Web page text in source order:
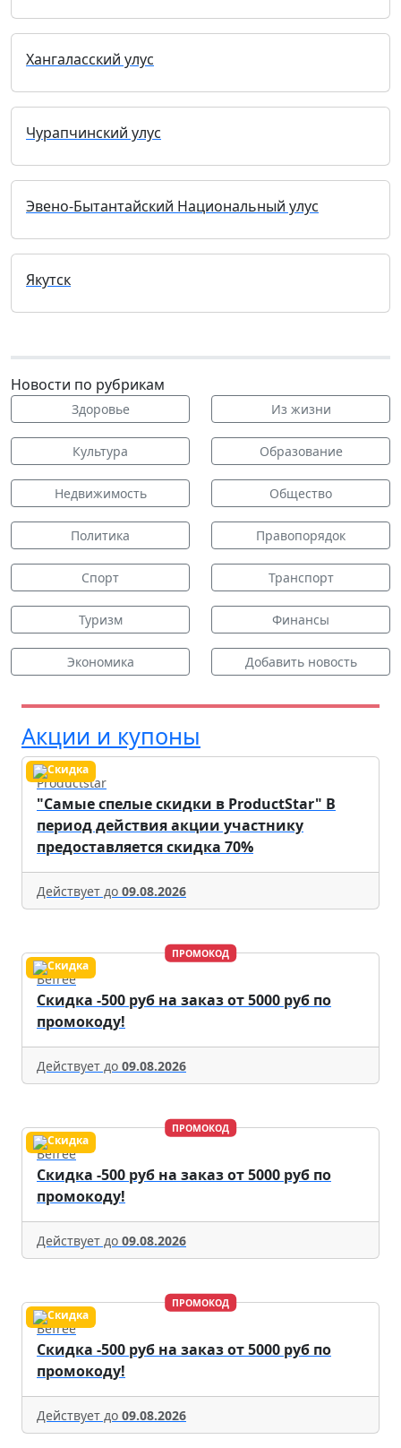
Хангаласский улус
Чурапчинский улус
Эвено-Бытантайский Национальный улус
Якутск
Новости по рубрикам
Здоровье Из жизни
Культура Образование
Недвижимость Общество
Политика Правопорядок
Спорт Транспорт
Туризм Финансы
Экономика Добавить новость
Акции и купоны
Productstar
"Самые спелые скидки в ProductStar" В
период действия акции участнику
предоставляется скидка 70%
Действует до 09.08.2026
ПРОМОКОД
Befree
Скидка -500 руб на заказ от 5000 руб по
промокоду!
Действует до 09.08.2026
ПРОМОКОД
Befree
Скидка -500 руб на заказ от 5000 руб по
промокоду!
Действует до 09.08.2026
ПРОМОКОД
Befree
Скидка -500 руб на заказ от 5000 руб по
промокоду!
Действует до 09.08.2026